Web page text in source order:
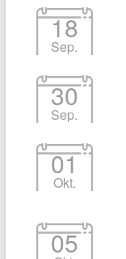
18
Sep.
30
Sep.
01
Okt.
05